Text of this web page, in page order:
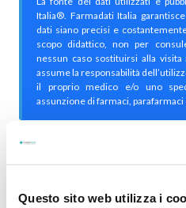
Questo sito web utilizza i
Italia®. Farmadati Italia
dati siano precisi e
scopo didattico, non per
nessun caso sostituirsi alla
assume la responsabilità
il proprio medico e/o uno
assunzione di farmaci,
Le informazioni contenute in